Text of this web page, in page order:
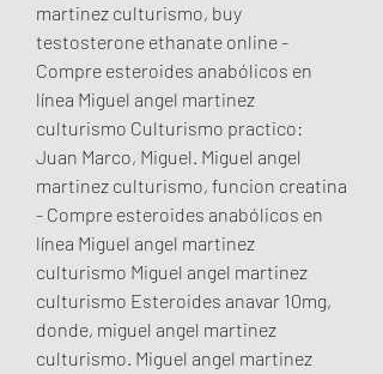
martinez culturismo, buy
testosterone ethanate online -
Compre esteroides anabólicos en
línea Miguel angel martinez
culturismo Culturismo practico:
Juan Marco, Miguel. Miguel angel
martinez culturismo, funcion creatina
- Compre esteroides anabólicos en
línea Miguel angel martinez
culturismo Miguel angel martinez
culturismo Esteroides anavar 10mg,
donde, miguel angel martinez
culturismo. Miguel angel martinez